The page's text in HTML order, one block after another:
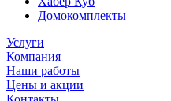
Домокомплекты
Услуги
Компания
Наши работы
Цены и акции